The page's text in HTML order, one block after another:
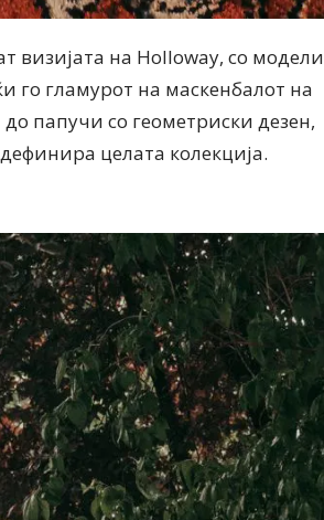
визијата на Holloway, со модели
го гламурот на маскенбалот на
папучи со геометриски дезен,
целата колекција.